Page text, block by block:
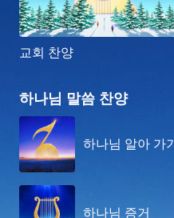
교회 찬양
하나님 말씀 찬양
하나님 알아 가기
하나님 증거